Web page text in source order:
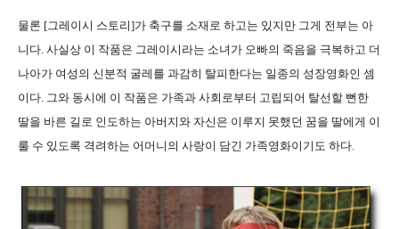
물론 [그레이시 스토리]가 축구를 소재로 하고는 있지만 그게 전부는 아
니다. 사실상 이 작품은 그레이시라는 소녀가 오빠의 죽음을 극복하고 더
나아가 여성의 신분적 굴레를 과감히 탈피한다는 일종의 성장영화인 셈
이다. 그와 동시에 이 작품은 가족과 사회로부터 고립되어 탈선할 뻔한
딸을 바른 길로 인도하는 아버지와 자신은 이루지 못했던 꿈을 딸에게 이
룰 수 있도록 격려하는 어머니의 사랑이 담긴 가족영화이기도 하다.